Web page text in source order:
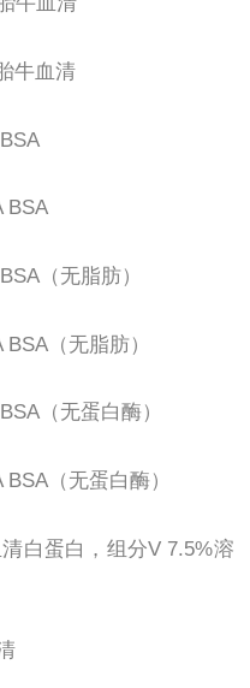
牛血清
（无脂肪）
（无脂肪）
（无蛋白酶）
（无蛋白酶）
白蛋白，组分V 7.5%溶